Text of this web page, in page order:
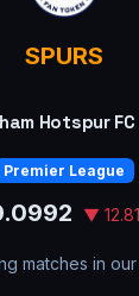
SPURS
Hotspur FC
Premier League
▼
matches in